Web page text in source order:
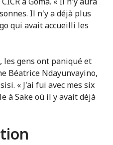
Il n'y a déjà plus
qui avait accueilli les
les gens ont paniqué et
Béatrice Ndayunvayino,
« J'ai fui avec mes six
à Sake où il y avait déjà